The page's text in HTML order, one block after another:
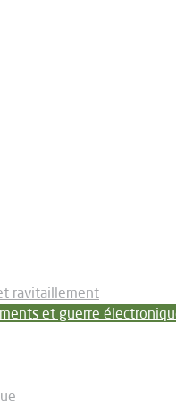
ravitaillement
et guerre